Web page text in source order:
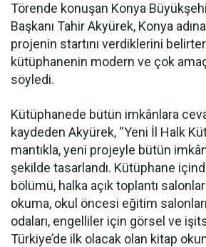
Törende konuşan Konya
Başkanı Tahir Akyürek, Konya
projenin startını verdiklerini
kütüphanenin modern ve çok
söyledi.
Kütüphanede bütün imkânlara
kaydeden Akyürek, “Yeni İl Halk
mantıkla, yeni projeyle bütün
şekilde tasarlandı. Kütüphane
bölümü, halka açık toplantı
okuma, okul öncesi eğitim
odaları, engelliler için görsel ve
Türkiye’de ilk olacak olan kitap